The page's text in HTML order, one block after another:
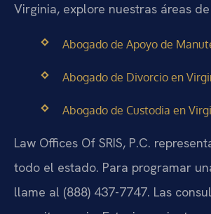
Virginia, explore nuestras áreas
Abogado de Apoyo de
Abogado de Divorcio en
Abogado de Custodia en
Law Offices Of SRIS, P.C.
todo el estado. Para programar
llame al (888) 437-7747. Las